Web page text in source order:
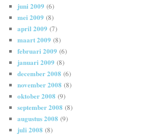
juni 2009 (6)
mei 2009 (8)
april 2009 (7)
maart 2009 (8)
februari 2009 (6)
januari 2009 (8)
december 2008 (6)
november 2008 (8)
oktober 2008 (9)
september 2008 (8)
augustus 2008 (9)
juli 2008 (8)